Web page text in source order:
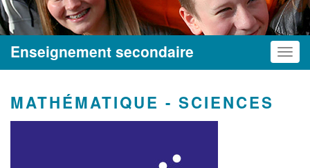
Enseignement secondaire
MATHÉMATIQUE - SCIENCES